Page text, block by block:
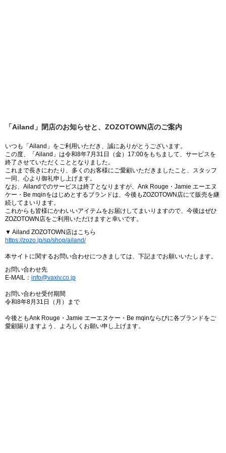
「Ailand」閉店のお知らせと、ZOZOTOWN店のご案内
いつも「Ailand」をご利用いただき、誠にありがとうございます。
この度、「Ailand」は令和8年7月31日（金）17:00をもちまして、サービスを
終了させていただくこととなりました。
これまで長きにわたり、多くのお客様にご愛顧いただきましたこと、スタッフ
一同、心より御礼申し上げます。
なお、Ailandでのサービスは終了となりますが、Ank Rouge・Jamie エーエヌ
ケー・Be mqinをはじめとするブランドは、今後もZOZOTOWN店にて販売を継
続してまいります。
これからも皆様にかわいいアイテムをお届けしてまいりますので、今後はぜひ
ZOZOTOWN店をご利用いただけますと幸いです。
▼ Ailand ZOZOTOWN店はこちら
https://zozo.jp/sp/shop/ailand/
本サイトに関するお問い合わせにつきましては、下記までお願いいたします。
お問い合わせ先
E-MAIL： info@vaxiv.co.jp
お問い合わせ受付期間
令和8年8月31日（月）まで
今後ともAnk Rouge・Jamie エーエヌケー・Be mqinならびに各ブランドをご
愛顧賜りますよう、よろしくお願い申し上げます。